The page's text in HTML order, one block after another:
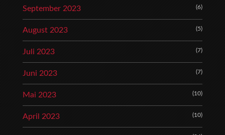
September 2023 (6)
August 2023 (5)
Juli 2023 (7)
Juni 2023 (7)
Mai 2023 (10)
April 2023 (10)